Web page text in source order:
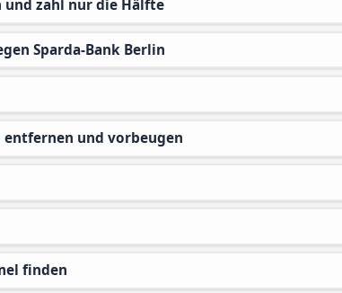
und zahl nur die Hälfte
Sparda-Bank Berlin
entfernen und vorbeugen
finden